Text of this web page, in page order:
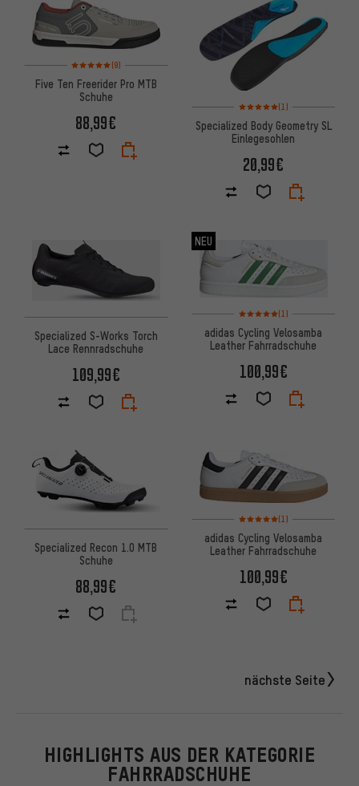
Bewertungen: 5 von 5 basierend auf 9 Bewertungen
(9)
Five Ten Freerider Pro MTB
Schuhe
88,99€
Bewertungen: 5 von 5
(1)
Specialized Body Geometry SL
Einlegesohlen
20,99€
Specialized S-Works Torch
Lace Rennradschuhe
109,99€
NEU
Bewertungen: 5 von 5
(1)
adidas Cycling Velosamba
Leather Fahrradschuhe
100,99€
Specialized Recon 1.0 MTB
Schuhe
88,99€
Bewertungen: 5 von 5
(1)
adidas Cycling Velosamba
Leather Fahrradschuhe
100,99€
nächste Seite
HIGHLIGHTS AUS DER KATEGORIE
FAHRRADSCHUHE